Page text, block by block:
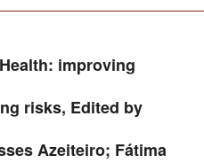
improving
risks, Edited by
Azeiteiro; Fátima